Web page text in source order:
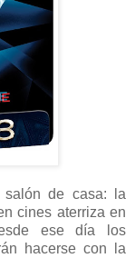
de casa: la
cines aterriza en
ese día los
hacerse con la